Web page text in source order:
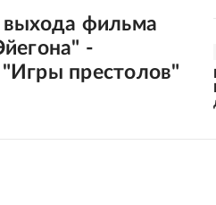
выхода фильма
-
престолов"